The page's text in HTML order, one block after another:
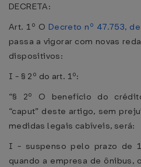
DECRETA:
Art. 1º O Decreto nº 47.753,
passa a vigorar com novas
dispositivos:
I - § 2º do art. 1º:
“§ 2º O benefício do
“caput” deste artigo, sem
medidas legais cabíveis, será:
I - suspenso pelo prazo de
quando a empresa de ônibus,